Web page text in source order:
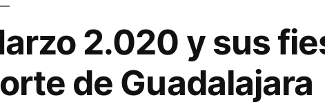
2.020 y sus
de Guadalajara